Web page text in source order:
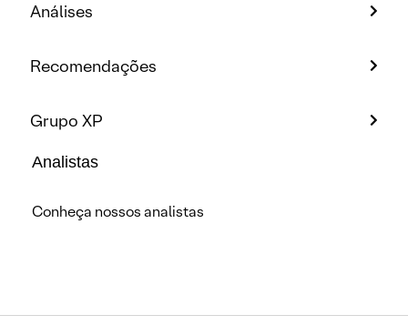
Análises
Recomendações
Grupo XP
Analistas
Conheça nossos analistas